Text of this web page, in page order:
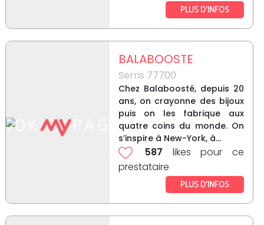
PLUS D’INFOS
BALABOOSTE
Serris 77700
Chez Balaboosté, depuis 20
ans, on crayonne des bijoux
puis on les fabrique aux
quatre coins du monde. On
s’inspire à New-York, à...
587 likes pour ce
prestataire
PLUS D’INFOS